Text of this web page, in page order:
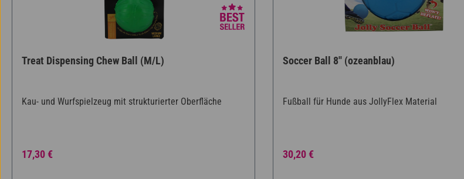
Treat Dispensing Chew Ball (M/L)
Kau- und Wurfspielzeug mit strukturierter Oberfläche
Regulärer Preis:
17,30 €
Soccer Ball 8'' (ozeanblau)
Fußball für Hunde aus JollyFlex Material
Regulärer Preis:
30,20 €